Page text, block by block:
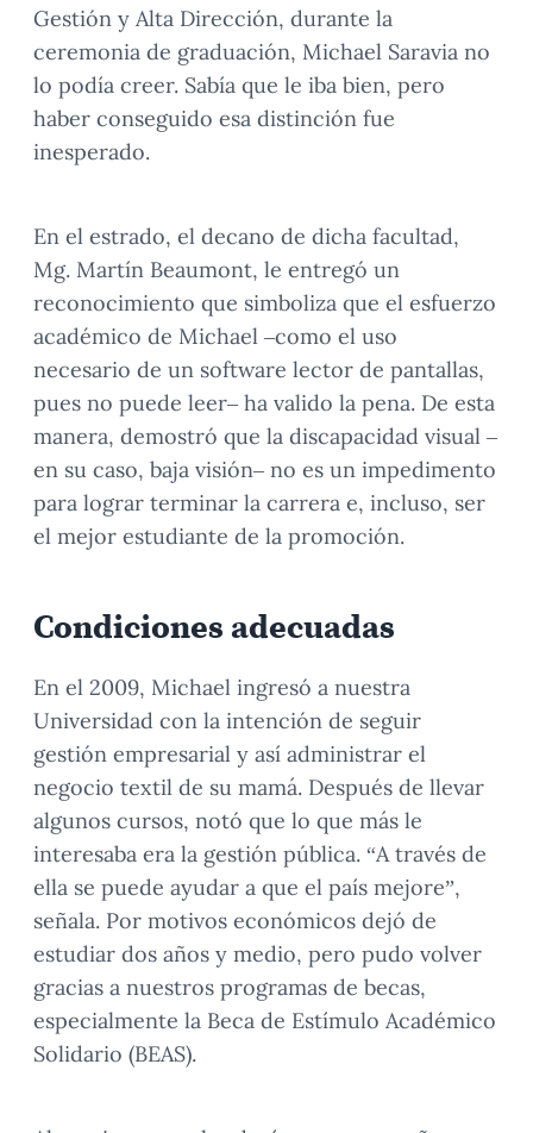
Gestión y Alta Dirección, durante la
ceremonia de graduación, Michael Saravia no
lo podía creer. Sabía que le iba bien, pero
haber conseguido esa distinción fue
inesperado.
En el estrado, el decano de dicha facultad,
Mg. Martín Beaumont, le entregó un
reconocimiento que simboliza que el esfuerzo
académico de Michael –como el uso
necesario de un software lector de pantallas,
pues no puede leer– ha valido la pena. De esta
manera, demostró que la discapacidad visual –
en su caso, baja visión– no es un impedimento
para lograr terminar la carrera e, incluso, ser
el mejor estudiante de la promoción.
Condiciones adecuadas
En el 2009, Michael ingresó a nuestra
Universidad con la intención de seguir
gestión empresarial y así administrar el
negocio textil de su mamá. Después de llevar
algunos cursos, notó que lo que más le
interesaba era la gestión pública. “A través de
ella se puede ayudar a que el país mejore”,
señala. Por motivos económicos dejó de
estudiar dos años y medio, pero pudo volver
gracias a nuestros programas de becas,
especialmente la Beca de Estímulo Académico
Solidario (BEAS).